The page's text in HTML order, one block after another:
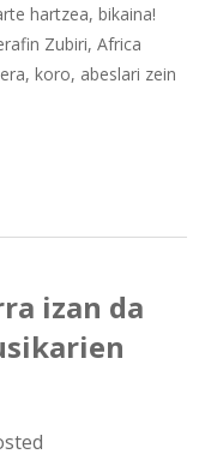
hartzea, bikaina!
Zubiri, Africa
koro, abeslari zein
izan da